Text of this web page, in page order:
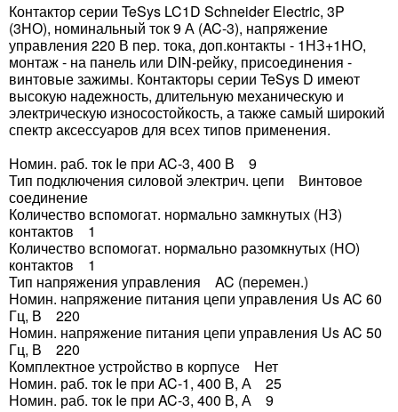
Контактор серии TeSys LC1D Schneider Electric, 3P
(3НО), номинальный ток 9 А (AC-3), напряжение
управления 220 В пер. тока, доп.контакты - 1НЗ+1НО,
монтаж - на панель или DIN-рейку, присоединения -
винтовые зажимы. Контакторы серии TeSys D имеют
высокую надежность, длительную механическую и
электрическую износостойкость, а также самый широкий
спектр аксессуаров для всех типов применения.
Номин. раб. ток Ie при AC-3, 400 В 9
Тип подключения силовой электрич. цепи Винтовое
соединение
Количество вспомогат. нормально замкнутых (НЗ)
контактов 1
Количество вспомогат. нормально разомкнутых (НО)
контактов 1
Тип напряжения управления AC (перемен.)
Номин. напряжение питания цепи управления Us AC 60
Гц, В 220
Номин. напряжение питания цепи управления Us AC 50
Гц, В 220
Комплектное устройство в корпусе Нет
Номин. раб. ток Ie при AC-1, 400 В, А 25
Номин. раб. ток Ie при AC-3, 400 В, А 9